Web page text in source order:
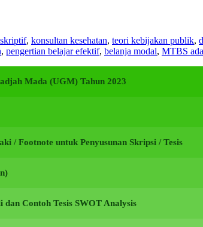
, konsultan kesehatan, teori kebijakan publik,
, pengertian belajar efektif, belanja modal, MTBS
Mada (UGM) Tahun 2023
/ Footnote untuk Penyusunan Skripsi / Tesis
Contoh Tesis SWOT Analysis